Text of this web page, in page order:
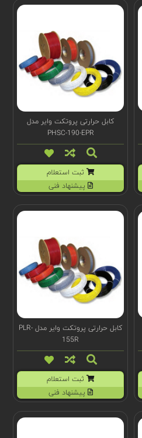
کابل حرارتی پروتکت وایر مدل
PHSC-190-EPR
ثبت استعلام
پیشنهاد فنی
کابل حرارتی پروتکت وایر مدل PLR-
155R
ثبت استعلام
پیشنهاد فنی